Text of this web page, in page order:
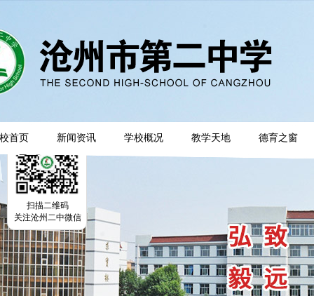
首页 新闻资讯 学校概况 教学天地 德育之窗
扫描二维码
关注沧州二中微信